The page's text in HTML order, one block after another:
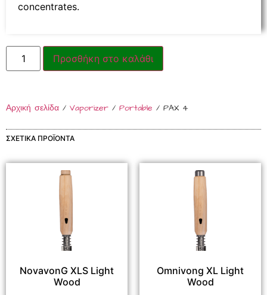
concentrates.
Προσθήκη στο καλάθι
Αρχική σελίδα / Vaporizer / Portable / PAX 4
ΣΧΕΤΙΚΆ ΠΡΟΪΌΝΤΑ
NovavonG XLS Light
Wood
Omnivong XL Light
Wood